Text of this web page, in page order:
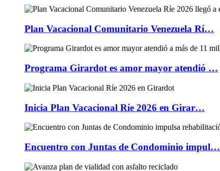
Plan Vacacional Comunitario Venezuela Rí…
Programa Girardot es amor mayor atendió …
Inicia Plan Vacacional Ríe 2026 en Girar…
Encuentro con Juntas de Condominio impul…